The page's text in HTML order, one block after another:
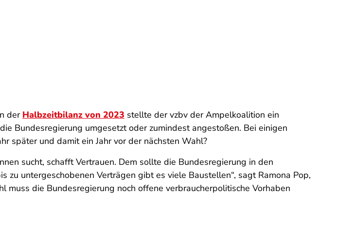
der Halbzeitbilanz von 2023 stellte der vzbv der Ampelkoalition ein
Bundesregierung umgesetzt oder zumindest angestoßen. Bei einigen
später und damit ein Jahr vor der nächsten Wahl?
sucht, schafft Vertrauen. Dem sollte die Bundesregierung in den
untergeschobenen Verträgen gibt es viele Baustellen“, sagt Ramona Pop,
muss die Bundesregierung noch offene verbraucherpolitische Vorhaben